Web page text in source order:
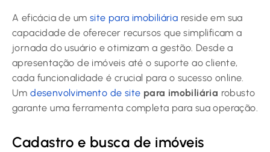
A eficácia de um site para imobiliária reside em sua
capacidade de oferecer recursos que simplificam a
jornada do usuário e otimizam a gestão. Desde a
apresentação de imóveis até o suporte ao cliente,
cada funcionalidade é crucial para o sucesso online.
Umdesenvolvimento de site para imobiliária robusto
garante uma ferramenta completa para sua operação.
Cadastro e busca de imóveis